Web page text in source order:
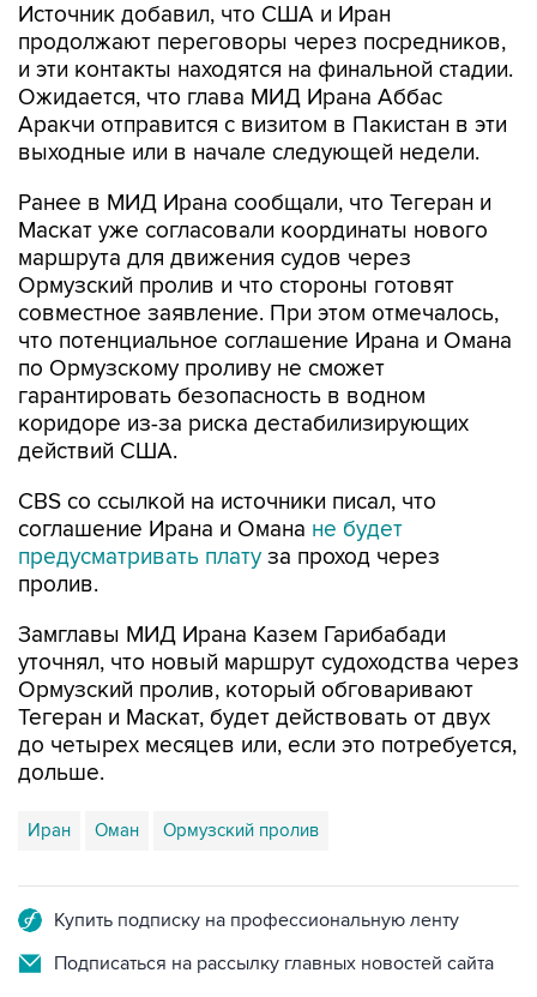
Источник добавил, что США и Иран
продолжают переговоры через посредников,
и эти контакты находятся на финальной стадии.
Ожидается, что глава МИД Ирана Аббас
Аракчи отправится с визитом в Пакистан в эти
выходные или в начале следующей недели.
Ранее в МИД Ирана сообщали, что Тегеран и
Маскат уже согласовали координаты нового
маршрута для движения судов через
Ормузский пролив и что стороны готовят
совместное заявление. При этом отмечалось,
что потенциальное соглашение Ирана и Омана
по Ормузскому проливу не сможет
гарантировать безопасность в водном
коридоре из-за риска дестабилизирующих
действий США.
CBS со ссылкой на источники писал, что
соглашение Ирана и Омана не будет
предусматривать плату за проход через
пролив.
Замглавы МИД Ирана Казем Гарибабади
уточнял, что новый маршрут судоходства через
Ормузский пролив, который обговаривают
Тегеран и Маскат, будет действовать от двух
до четырех месяцев или, если это потребуется,
дольше.
Иран Оман Ормузский пролив
Купить подписку на профессиональную ленту
Подписаться на рассылку главных новостей сайта